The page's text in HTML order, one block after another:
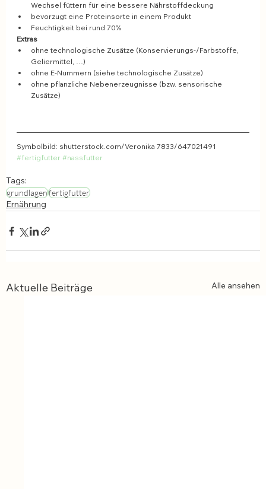
Wechsel füttern für eine bessere Nährstoffdeckung
bevorzugt eine Proteinsorte in einem Produkt
Feuchtigkeit bei rund 70%
Extras
ohne technologische Zusätze (Konservierungs-/Farbstoffe,
Geliermittel, …)
ohne E-Nummern (siehe technologische Zusätze)
ohne pflanzliche Nebenerzeugnisse (bzw. sensorische
Zusätze)
Symbolbild: shutterstock.com/Veronika 7833/647021491
#fertigfutter #nassfutter
Tags:
grundlagenfertigfutter
Ernährung
Aktuelle Beiträge Alle ansehen